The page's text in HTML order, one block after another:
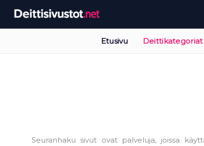
sisältöön
Etusivu Deittikategoriat
Seuranhaku sivut ovat palveluja, joissa